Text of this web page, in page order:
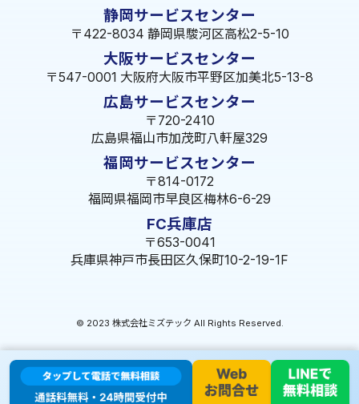
静岡サービスセンター
〒422-8034 静岡県駿河区高松2-5-10
大阪サービスセンター
〒547-0001 大阪府大阪市平野区加美北5-13-8
広島サービスセンター
〒720-2410
広島県福山市加茂町八軒屋329
福岡サービスセンター
〒814-0172
福岡県福岡市早良区梅林6-6-29
FC兵庫店
〒653-0041
兵庫県神戸市長田区久保町10-2-19-1F
© 2023 株式会社ミズテック All Rights Reserved.